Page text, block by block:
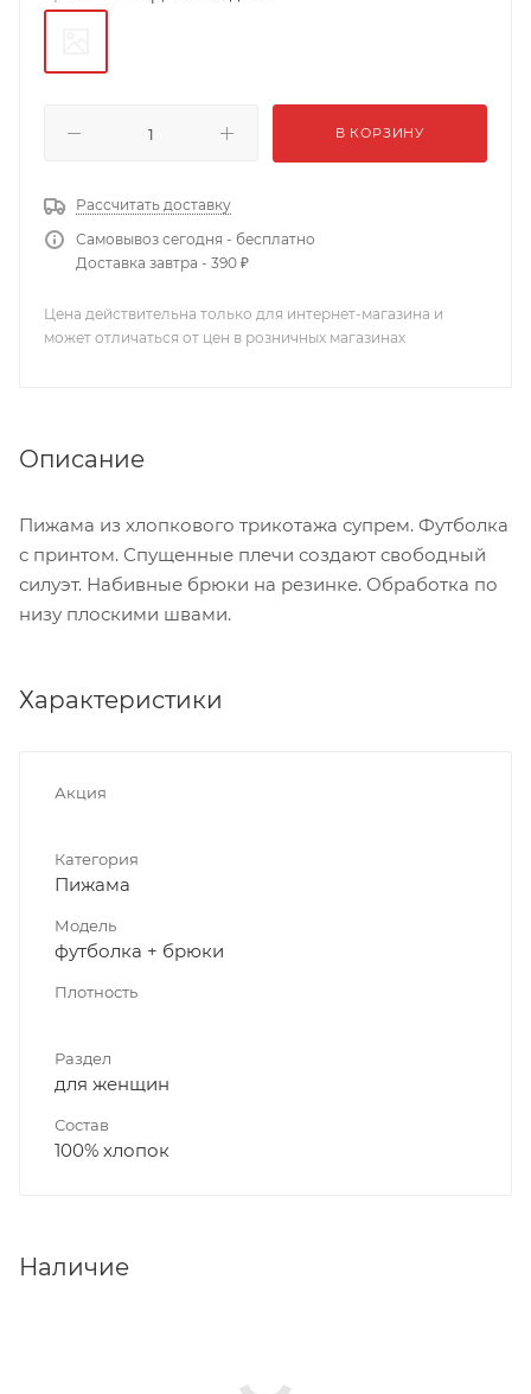
В КОРЗИНУ
Рассчитать доставку
Самовывоз сегодня - бесплатно
Доставка завтра - 390 ₽
Цена действительна только для интернет-магазина и
может отличаться от цен в розничных магазинах
Описание
Пижама из хлопкового трикотажа супрем. Футболка
с принтом. Спущенные плечи создают свободный
силуэт. Набивные брюки на резинке. Обработка по
низу плоскими швами.
Характеристики
Акция
Категория
Пижама
Модель
футболка + брюки
Плотность
Раздел
для женщин
Состав
100% хлопок
Наличие